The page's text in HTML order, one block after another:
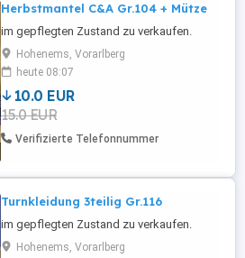
Herbstmantel C&A Gr.104 + Mütze
im gepflegten Zustand zu verkaufen.
Hohenems, Vorarlberg
heute 08:07
10.0 EUR
15.0 EUR
Verifizierte Telefonnummer
Turnkleidung 3teilig Gr.116
im gepflegten Zustand zu verkaufen.
Hohenems, Vorarlberg